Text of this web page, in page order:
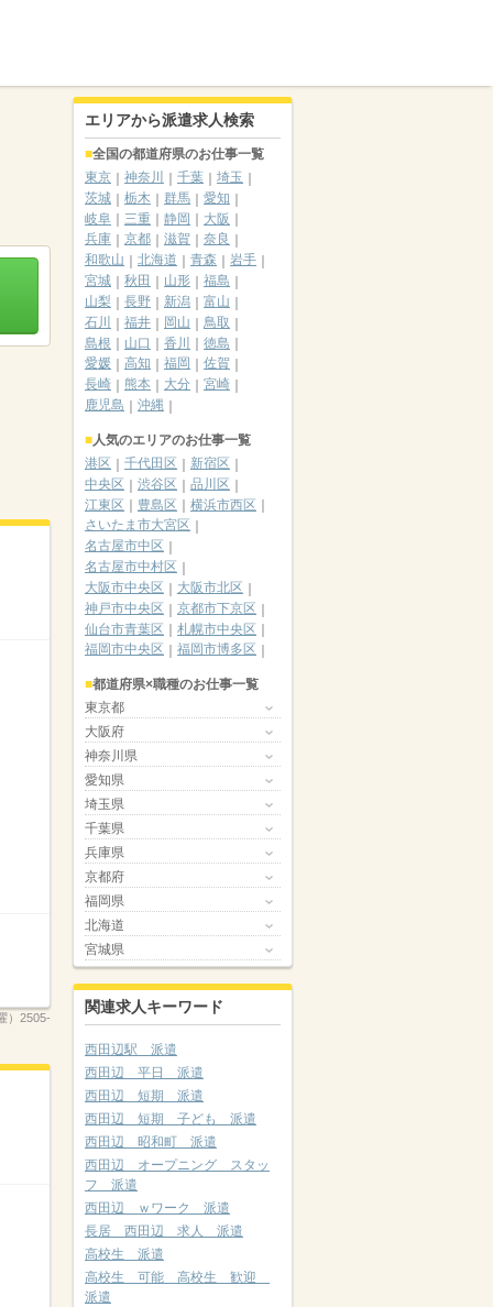
）2505-
エリアから派遣求人検索
全国の都道府県のお仕事一覧
東京
神奈川 千葉
埼玉
茨城
栃木 群馬
愛知
岐阜
三重 静岡
大阪
兵庫
京都 滋賀
奈良
和歌山
北海道 青森
岩手
宮城
秋田 山形
福島
山梨
長野 新潟
富山
石川
福井 岡山
鳥取
島根
山口 香川
徳島
愛媛
高知 福岡
佐賀
長崎
熊本 大分
宮崎
鹿児島
沖縄
人気のエリアのお仕事一覧
港区
千代田区
新宿区
中央区
渋谷区
品川区
江東区
豊島区
横浜市西区
さいたま市大宮区
名古屋市中区
名古屋市中村区
大阪市中央区
大阪市北区
神戸市中央区
京都市下京区
仙台市青葉区
札幌市中央区
福岡市中央区
福岡市博多区
都道府県×職種のお仕事一覧
東京都
大阪府
神奈川県
愛知県
埼玉県
千葉県
兵庫県
京都府
福岡県
北海道
宮城県
関連求人キーワード
西田辺駅 派遣
西田辺 平日 派遣
西田辺 短期 派遣
西田辺 短期 子ども 派遣
西田辺 昭和町 派遣
西田辺 オープニング スタッ
フ 派遣
西田辺 ｗワーク 派遣
長居 西田辺 求人 派遣
高校生 派遣
高校生 可能 高校生 歓迎
派遣